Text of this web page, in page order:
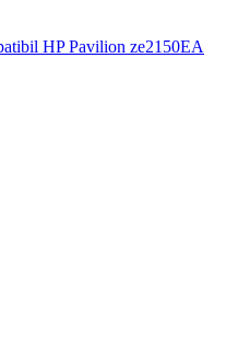
HP Pavilion ze2150EA